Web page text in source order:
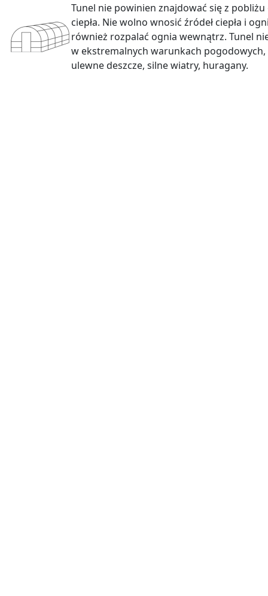
Tunel nie powinien znajdować się z
ciepła. Nie wolno wnosić źródeł ciepła i
również rozpalać ognia wewnątrz. Tunel
w ekstremalnych warunkach pogodowych,
ulewne deszcze, silne wiatry, huragany.